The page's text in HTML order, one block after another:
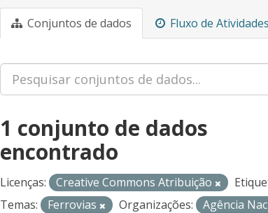
Conjuntos de dados Fluxo de Atividades
1 conjunto de dados
encontrado
Licenças: Creative Commons Atribuição
Temas:
Ferrovias Organizações: Agência